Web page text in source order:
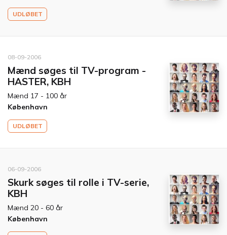
UDLØBET
08-09-2006
Mænd søges til TV-program -
HASTER, KBH
Mænd 17 - 100 år
København
UDLØBET
06-09-2006
Skurk søges til rolle i TV-serie,
KBH
Mænd 20 - 60 år
København